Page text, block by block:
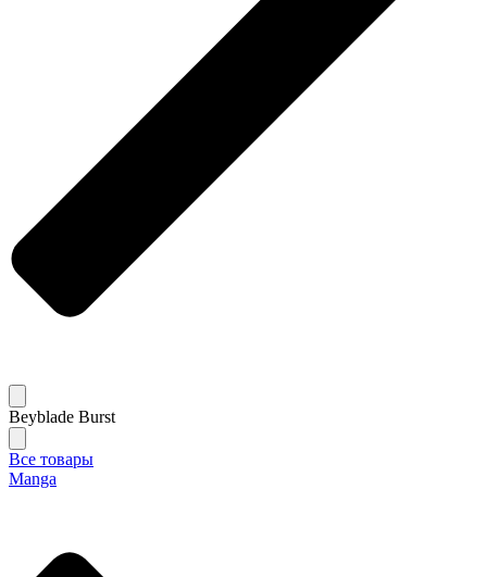
Beyblade Burst
Все товары
Manga